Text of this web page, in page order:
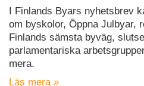
I Finlands Byars nyhetsbrev
om byskolor, Öppna Julbyar,
Finlands sämsta byväg,
parlamentariska
mera.
Läs mera »